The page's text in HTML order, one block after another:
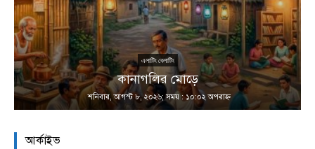
এলাটিং বেলাটিং
কানাগলির মোড়ে
শনিবার, আগস্ট ৮, ২০২৬; সময় : ১০:০২ অপরাহ্ণ
আর্কাইভ